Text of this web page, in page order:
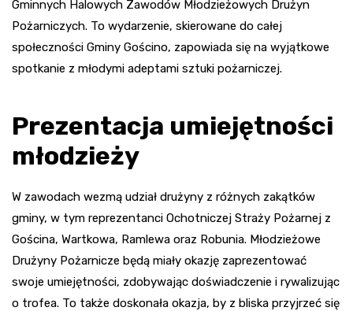
Gminnych Halowych Zawodów Młodzieżowych Drużyn
Pożarniczych. To wydarzenie, skierowane do całej
społeczności Gminy Gościno, zapowiada się na wyjątkowe
spotkanie z młodymi adeptami sztuki pożarniczej.
Prezentacja umiejętności
młodzieży
W zawodach wezmą udział drużyny z różnych zakątków
gminy, w tym reprezentanci Ochotniczej Straży Pożarnej z
Gościna, Wartkowa, Ramlewa oraz Robunia. Młodzieżowe
Drużyny Pożarnicze będą miały okazję zaprezentować
swoje umiejętności, zdobywając doświadczenie i rywalizując
o trofea. To także doskonała okazja, by z bliska przyjrzeć się